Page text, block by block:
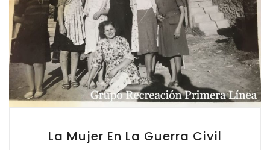
La Mujer En La Guerra Civil